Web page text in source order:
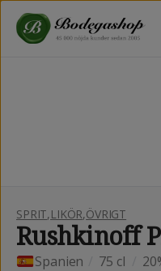
SPRIT,LIKÖR,ÖVRIGT
Rushkinoff
Spanien 75 cl